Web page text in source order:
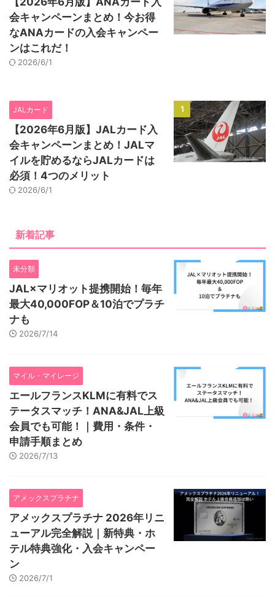
会キャンペーンまとめ！今お得
なANAカードの入会キャンペー
ンはこれだ！
2026/6/1
1
JALカード
【2026年6月版】JALカード入
会キャンペーンまとめ！JALマ
イルを貯めるならJALカードは
必須！4つのメリット
2026/6/1
新着記事
未分類
JAL×マリオット提携開始！毎年
最大40,000FOP＆10泊でプラチ
ナも
2026/7/14
マイル・マイレージ
エールフランスKLMに有料でス
テータスマッチ！ANA&JAL上級
会員でも可能！｜費用・条件・
申請手順まとめ
2026/7/13
アメックスプラチナ
アメックスプラチナ 2026年リニ
ューアル完全解説｜新特典・ホ
テル特典強化・入会キャンペー
ン
2026/7/1